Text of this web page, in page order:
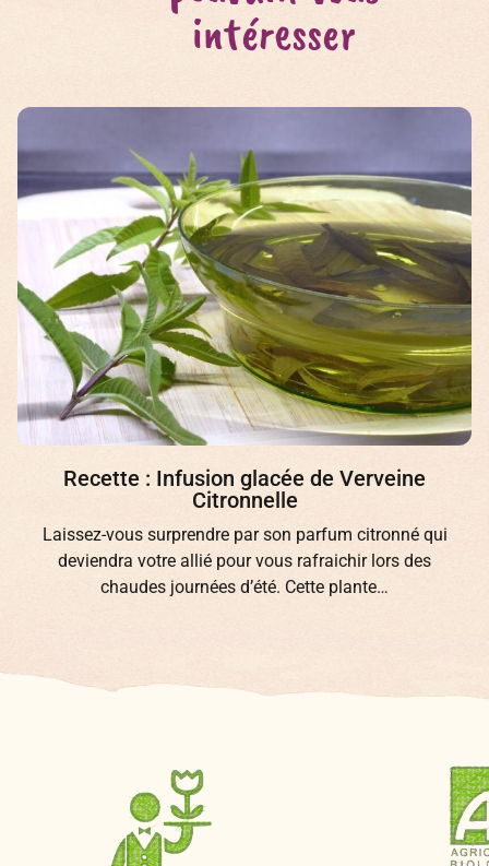
intéresser
L’herbe de l’immortalité, une plante médicinale
chinoise
Connaissez-vous la fameuse “Herbe de l’immortalité”
également appelée « jiaogulan » ou encore « Ginseng du
Sud” ? De nom…